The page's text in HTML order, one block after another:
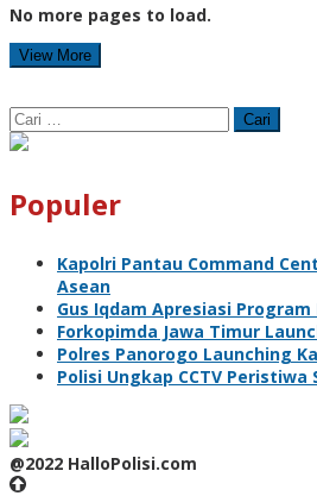
No more pages to load.
View More
Cari
untuk:
Populer
Kapolri Pantau Command
Asean
Gus Iqdam Apresiasi Program
Forkopimda Jawa Timur
Polres Panorogo Launching
Polisi Ungkap CCTV Peristiwa
@2022 HalloPolisi.com